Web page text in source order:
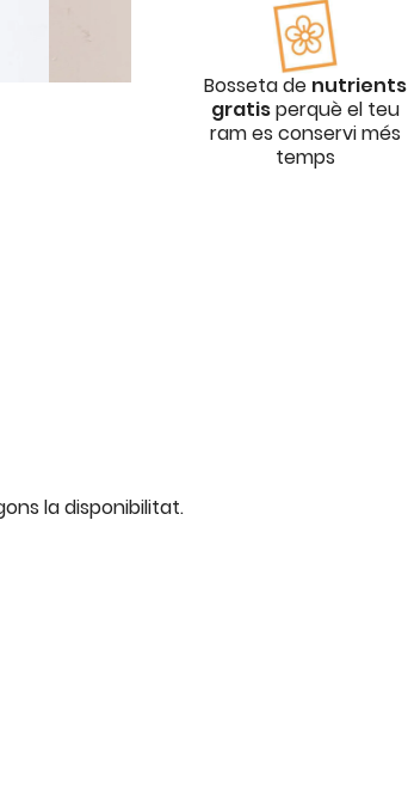
Bosseta de nutrients
gratisperquè el teu
ram es conservi més
temps
la disponibilitat.